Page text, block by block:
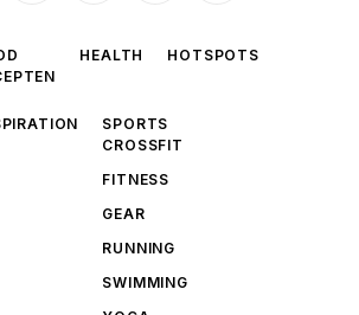
HEALTH HOTSPOTS
SPORTS
CROSSFIT
FITNESS
GEAR
RUNNING
SWIMMING